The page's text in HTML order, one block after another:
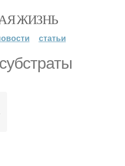
ЖИЗНЬ
статьи